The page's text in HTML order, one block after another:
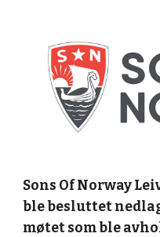
Sons Of Norway
ble besluttet
møtet som ble